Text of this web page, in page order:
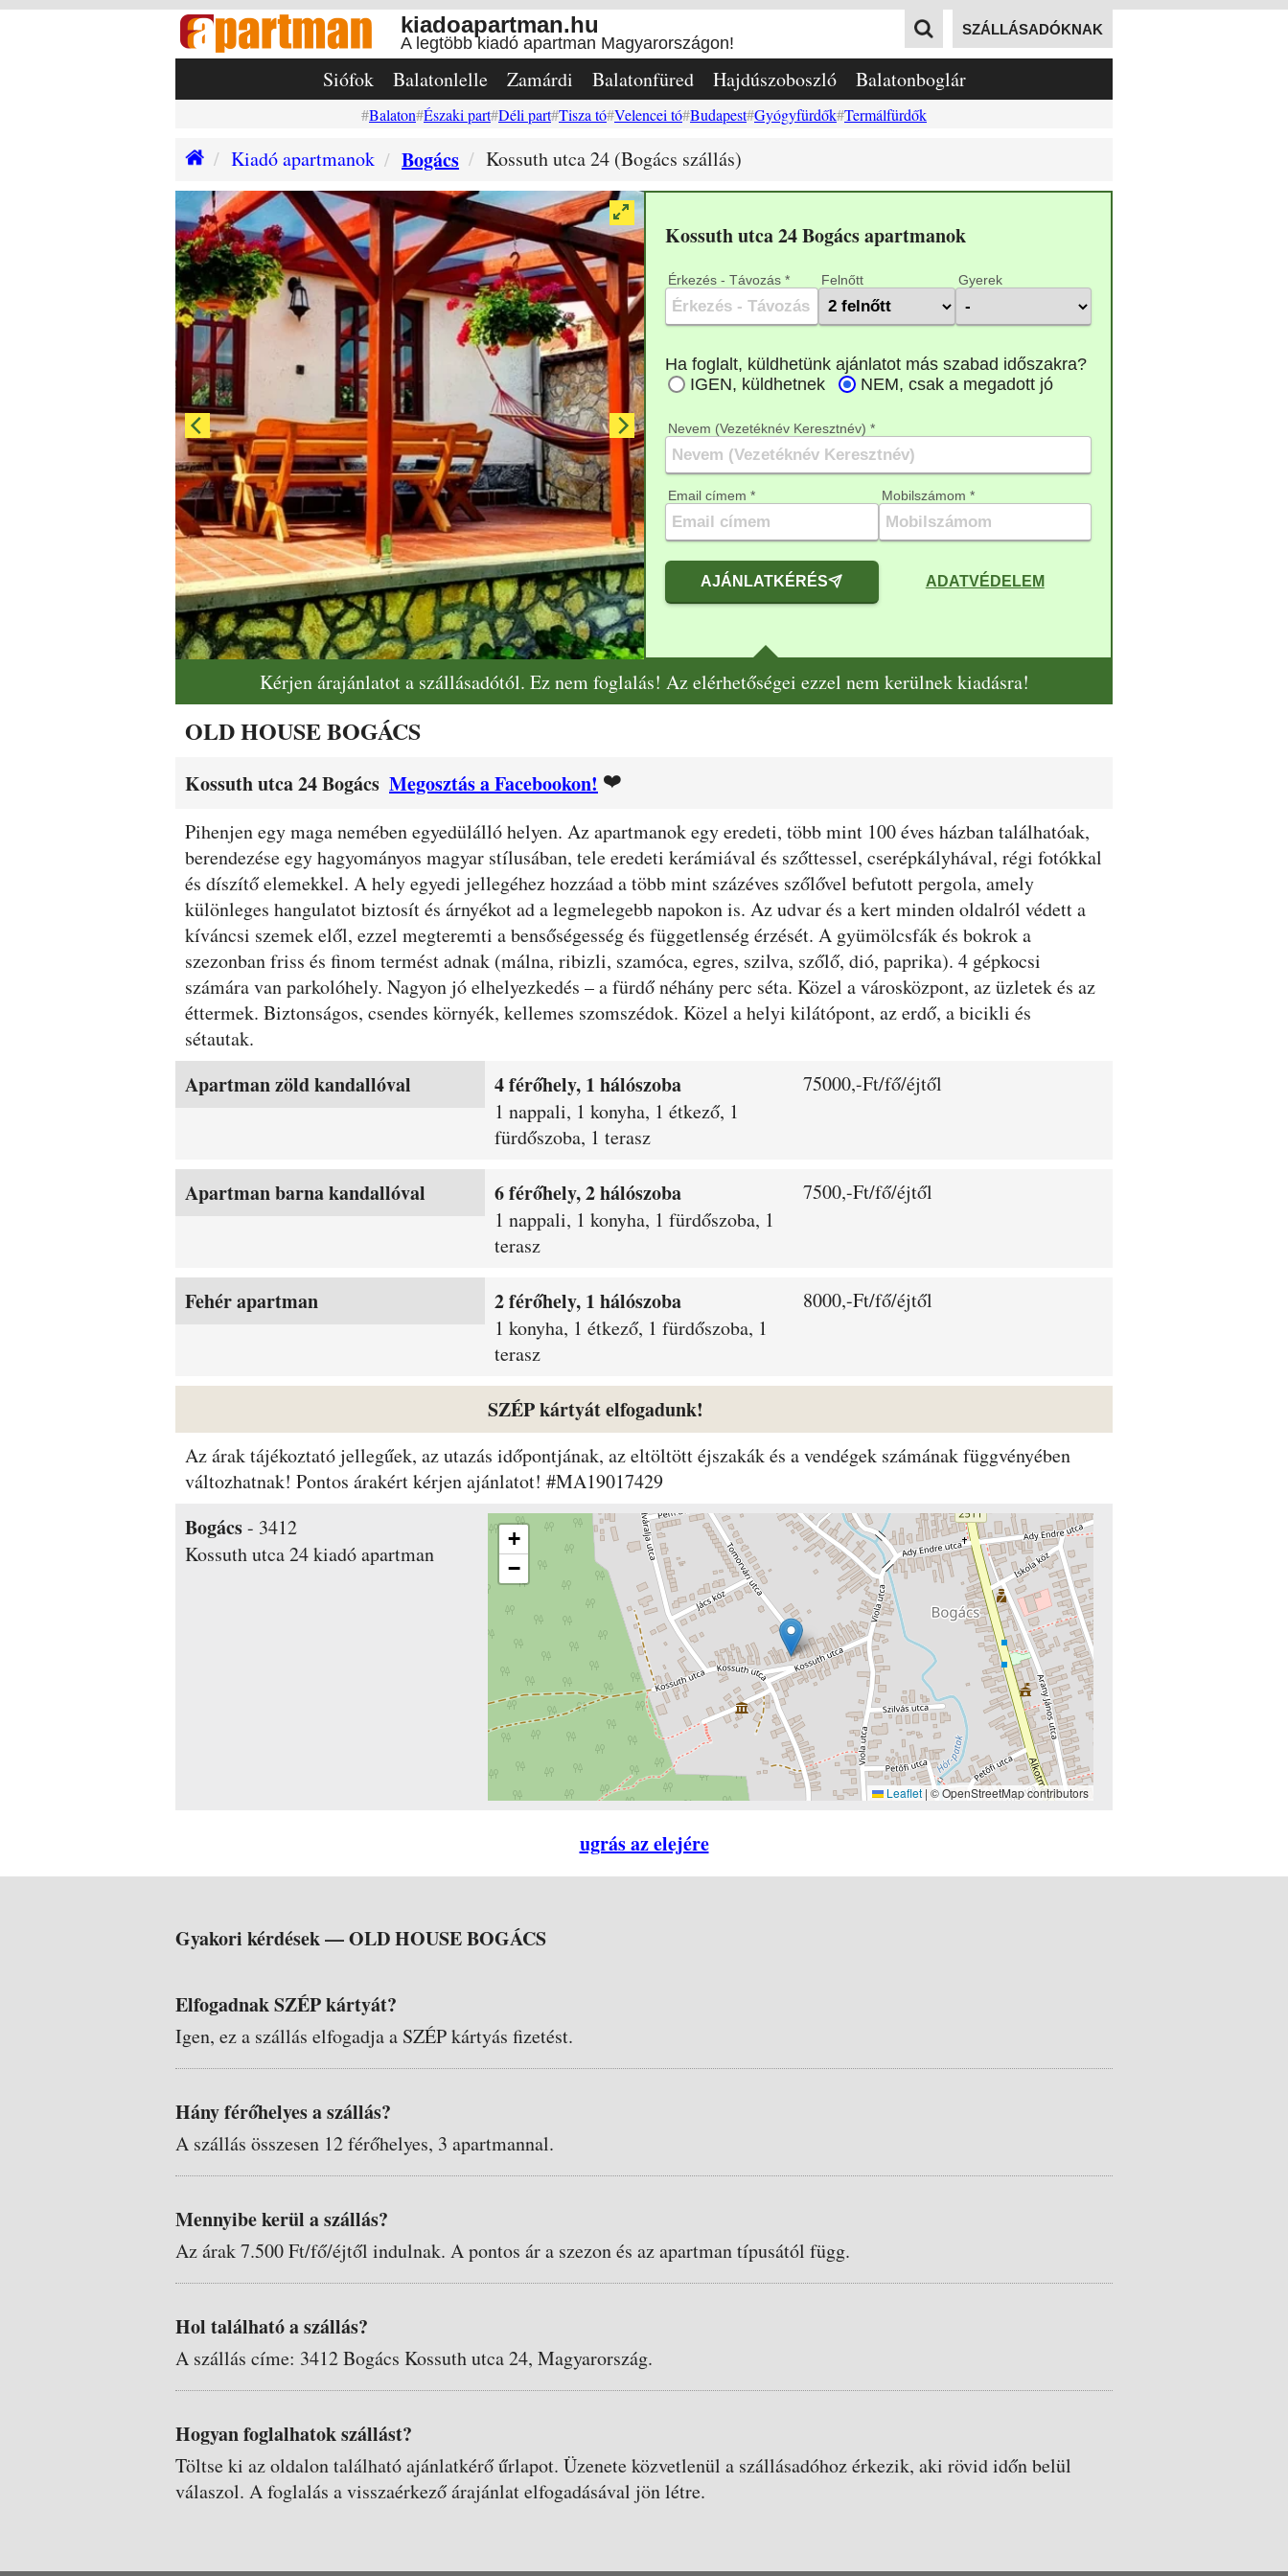
kiadoapartman.hu
A legtöbb kiadó apartman Magyarországon!
SZÁLLÁSADÓKNAK
Siófok Balatonlelle Zamárdi Balatonfüred Hajdúszoboszló Balatonboglár
Balaton Északi part Déli part Tisza tó Velencei tó Budapest Gyógyfürdők Termálfürdők
Kiadó apartmanok Bogács Kossuth utca 24 (Bogács szállás)
Kérjen árajánlatot a szállásadótól. Ez nem foglalás! Az elérhetőségei ezzel nem kerülnek kiadásra!
Kossuth utca 24 Bogács apartmanok
Érkezés - Távozás * Felnőtt Gyerek
Nevem (Vezetéknév Keresztnév) *
Email címem * Mobilszámom *
AJÁNLATKÉRÉS ADATVÉDELEM
OLD HOUSE BOGÁCS
Kossuth utca 24 Bogács Megosztás a Facebookon! ❤️
Leírás
Pihenjen egy maga nemében egyedülálló helyen. Az apartmanok egy eredeti, több mint 100 éves házban találhatóak,
berendezése egy hagyományos magyar stílusában, tele eredeti kerámiával és szőttessel, cserépkályhával, régi fotókkal
és díszítő elemekkel. A hely egyedi jellegéhez hozzáad a több mint százéves szőlővel befutott pergola, amely
különleges hangulatot biztosít és árnyékot ad a legmelegebb napokon is. Az udvar és a kert minden oldalról védett a
kíváncsi szemek elől, ezzel megteremti a bensőségesség és függetlenség érzését. A gyümölcsfák és bokrok a
szezonban friss és finom termést adnak (málna, ribizli, szamóca, egres, szilva, szőlő, dió, paprika). 4 gépkocsi
számára van parkolóhely. Nagyon jó elhelyezkedés – a fürdő néhány perc séta. Közel a városközpont, az üzletek és az
éttermek. Biztonságos, csendes környék, kellemes szomszédok. Közel a helyi kilátópont, az erdő, a bicikli és
sétautak.
Szobák és árak
Apartman zöld kandallóval 4 férőhely, 1 hálószoba
1 nappali, 1 konyha, 1 étkező, 1
fürdőszoba, 1 terasz
75000,-Ft/fő/éjtől
Apartman barna kandallóval 6 férőhely, 2 hálószoba
1 nappali, 1 konyha, 1 fürdőszoba, 1
terasz
7500,-Ft/fő/éjtől
Fehér apartman 2 férőhely, 1 hálószoba
1 konyha, 1 étkező, 1 fürdőszoba, 1
terasz
8000,-Ft/fő/éjtől
SZÉP kártyát elfogadunk!
Az árak tájékoztató jellegűek, az utazás időpontjának, az eltöltött éjszakák és a vendégek számának függvényében
változhatnak! Pontos árakért kérjen ajánlatot! #MA19017429
Bogács- 3412
Kossuth utca 24kiadó apartman
+
−
Leaflet | © OpenStreetMap contributors
ugrás az elejére
Gyakori kérdések —OLD HOUSE BOGÁCS
Elfogadnak SZÉP kártyát?
Igen, ez a szállás elfogadja a SZÉP kártyás fizetést.
Hány férőhelyes a szállás?
A szállás összesen 12 férőhelyes, 3 apartmannal.
Mennyibe kerül a szállás?
Az árak 7.500 Ft/fő/éjtől indulnak. A pontos ár a szezon és az apartman típusától függ.
Hol található a szállás?
A szállás címe: 3412 Bogács Kossuth utca 24, Magyarország.
Hogyan foglalhatok szállást?
Töltse ki az oldalon található ajánlatkérő űrlapot. Üzenete közvetlenül a szállásadóhoz érkezik, aki rövid időn belül
válaszol. A foglalás a visszaérkező árajánlat elfogadásával jön létre.